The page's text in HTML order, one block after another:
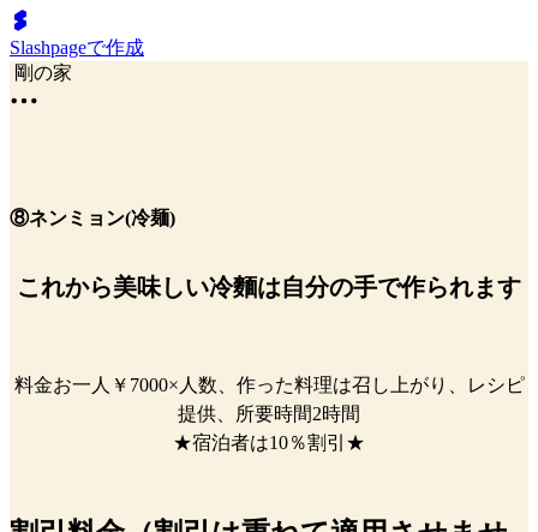
Slashpageで作成
剛の家
⑧ネンミョン(冷麺)
これから美味しい冷麵は自分の手で作られます
料金お一人￥7000×人数、作った料理は召し上がり、レシピ
提供、所要時間2時間
★宿泊者は10％割引★